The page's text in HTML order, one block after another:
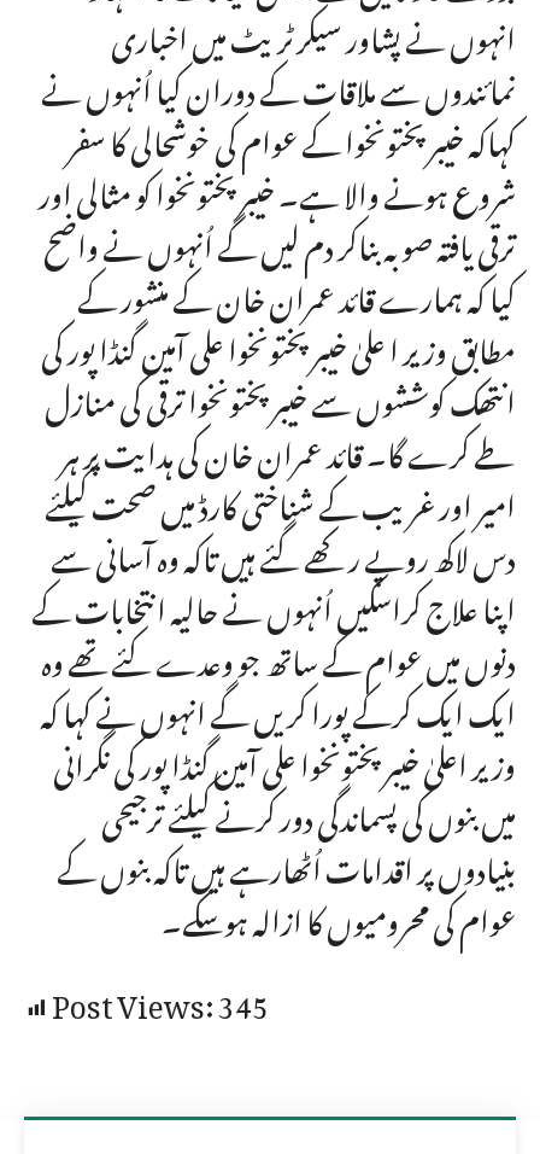
انہوں نے پشاور سیکرٹریٹ میں اخباری
نمائندوں سے ملاقات کے دوران کیا اُنہوں نے
کہاکہ خیبر پختونخوا کے عوام کی خوشحالی کا سفر
شروع ہونے والا ہے۔ خیبر پختونخوا کو مثالی اور
ترقی یافتہ صوبہ بناکر دم لیں گے اُنہوں نے واضح
کیا کہ ہمارے قائد عمران خان کے منشور کے
مطابق وزیر ا علیٰ خیبر پختونخوا علی آمین گنڈا پور کی
انتھک کوششوں سے خیبر پختونخوا ترقی کی منازل
طے کرے گا۔ قائد عمران خان کی ہدایت پر ہر
امیر اور غریب کے شناختی کارڈ میں صحت کیلئے
دس لاکھ روپے رکھے گئے ہیں تاکہ وہ آسانی سے
اپنا علاج کراسکیں اُنہوں نے حالیہ انتخابات کے
دنوں میں عوام کے ساتھ جو وعدے کئے تھے وہ
ایک ایک کرکے پورا کریں گے انہوں نے کہا کہ
وزیر اعلیٰ خیبر پختونخوا علی آمین گنڈا پور کی نگرانی
میں بنوں کی پسماندگی دور کرنے کیلئے ترجیحی
بنیادوں پر اقدامات اُٹھارہے ہیں تاکہ بنوں کے
عوام کی محرومیوں کا ازالہ ہوسکے۔
Post Views:345